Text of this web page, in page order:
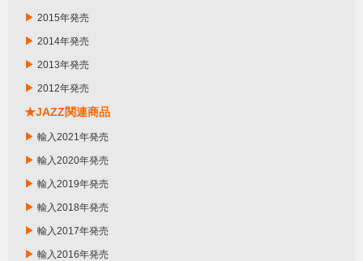
▶ 2015年発売
▶ 2014年発売
▶ 2013年発売
▶ 2012年発売
★JAZZ関連商品
▶ 輸入2021年発売
▶ 輸入2020年発売
▶ 輸入2019年発売
▶ 輸入2018年発売
▶ 輸入2017年発売
▶ 輸入2016年発売